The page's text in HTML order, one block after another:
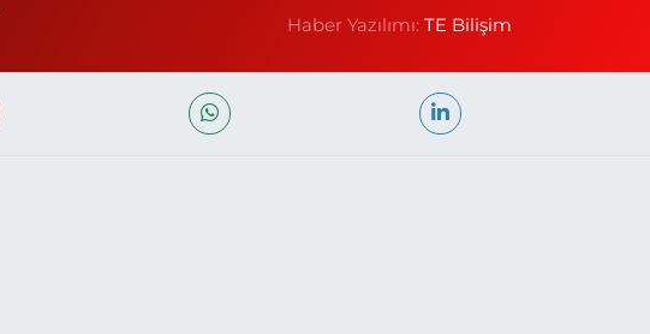
Haber Yazılımı:TE Bilişim